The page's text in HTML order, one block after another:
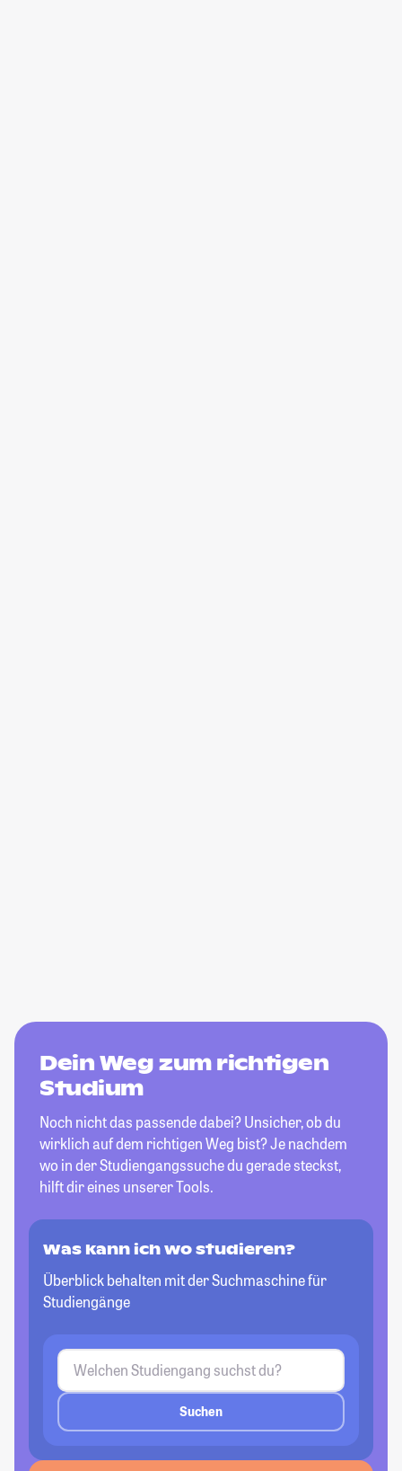
Dein Weg zum richtigen
Studium
Noch nicht das passende dabei? Unsicher, ob du
wirklich auf dem richtigen Weg bist? Je nachdem
wo in der Studiengangssuche du gerade steckst,
hilft dir eines unserer Tools.
Was kann ich wo studieren?
Überblick behalten mit der Suchmaschine für
Studiengänge
Suchen